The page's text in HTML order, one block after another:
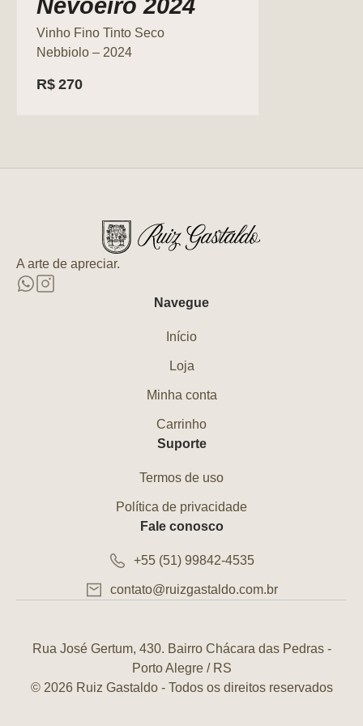
Nevoeiro 2024
Vinho Fino Tinto Seco
Nebbiolo – 2024
R$ 270
A arte de apreciar.
Navegue
Início
Loja
Minha conta
Carrinho
Suporte
Termos de uso
Política de privacidade
Fale conosco
+55 (51) 99842-4535
contato@ruizgastaldo.com.br
© 2026 Ruiz Gastaldo - Todos os direitos reservados
Rua José Gertum, 430. Bairro Chácara das Pedras -
Porto Alegre / RS